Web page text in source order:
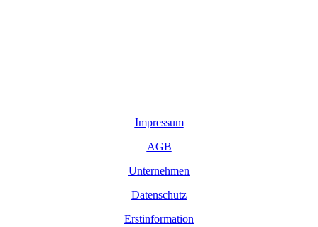
Impressum
AGB
Unternehmen
Datenschutz
Erstinformation